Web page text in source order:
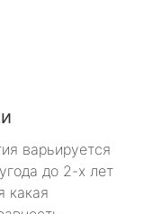
варьируется
до 2-х лет
какая